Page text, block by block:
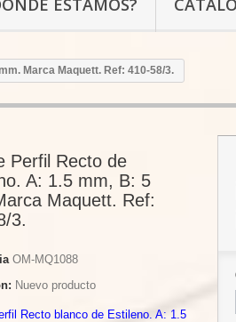
ESTAMOS?
Marca Maquett. Ref: 410-58/3.
Perfil Recto de
A: 1.5 mm, B: 5
Maquett. Ref:
3.
OM-MQ1088
Nuevo producto
Recto blanco de Estileno. A: 1.5